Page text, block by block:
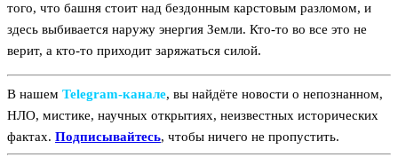
того, что башня стоит над бездонным карстовым разломом, и
здесь выбивается наружу энергия Земли. Кто-то во все это не
верит, а кто-то приходит заряжаться силой.
В нашем Telegram‑канале, вы найдёте новости о непознанном,
НЛО, мистике, научных открытиях, неизвестных исторических
фактах. Подписывайтесь, чтобы ничего не пропустить.